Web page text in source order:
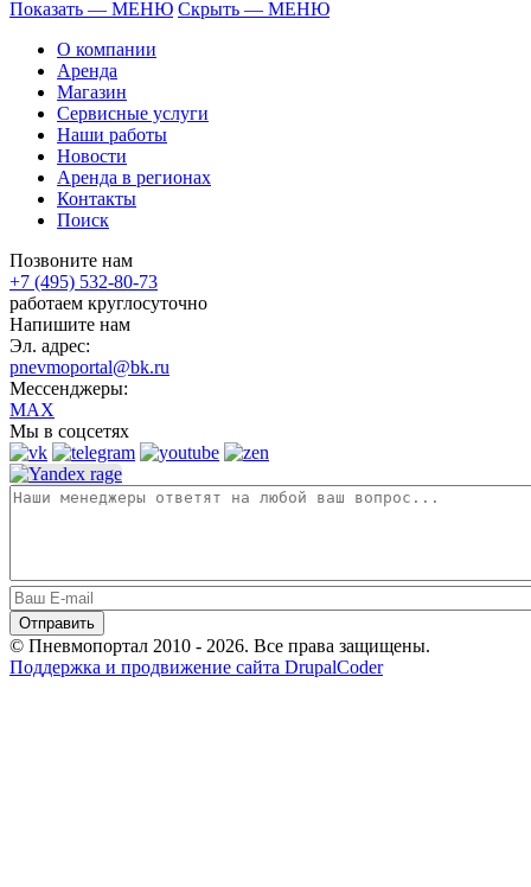
Показать — МЕНЮ Скрыть — МЕНЮ
О компании
Аренда
Магазин
Сервисные услуги
Наши работы
Новости
Аренда в регионах
Контакты
Поиск
Позвоните нам
+7 (495) 532-80-73
работаем круглосуточно
Напишите нам
Эл. адрес:
pnevmoportal@bk.ru
Мессенджеры:
MAX
Мы в соцсетях
© Пневмопортал 2010 - 2026. Все права защищены.
Поддержка и продвижение сайта DrupalCoder